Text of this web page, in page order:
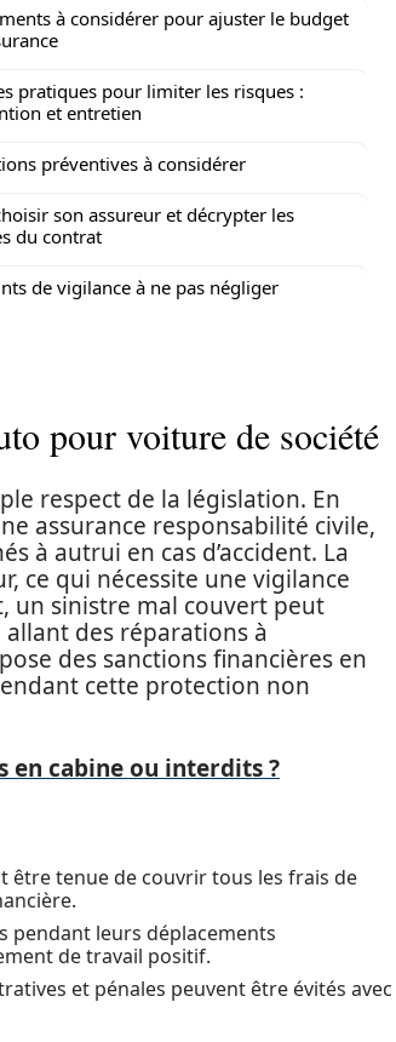
à considérer pour ajuster le budget
pratiques pour limiter les risques :
et entretien
préventives à considérer
son assureur et décrypter les
du contrat
de vigilance à ne pas négliger
pour voiture de société
respect de la législation. En
assurance responsabilité civile,
à autrui en cas d’accident. La
ce qui nécessite une vigilance
un sinistre mal couvert peut
des réparations à
des sanctions financières en
cette protection non
en cabine ou interdits ?
être tenue de couvrir tous les frais de
pendant leurs déplacements
de travail positif.
et pénales peuvent être évités avec